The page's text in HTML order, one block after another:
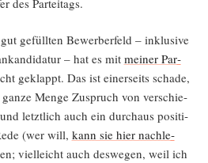
gefüll­ten Bewer­ber­feld – inklu­si­ve
– hat es mitmei­ner Par­
geklappt. Das ist einer­seits scha­de,
Men­ge Zuspruch von ver­schie­
letzt­lich auch ein durch­aus posi­ti­
(wer will, kann sie hier nach­le­
viel­leicht auch des­we­gen, weil ich